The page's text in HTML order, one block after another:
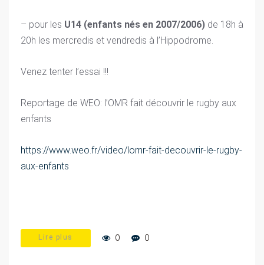
– pour les U14 (enfants nés en 2007/2006) de 18h à
20h les mercredis et vendredis à l’Hippodrome.
Venez tenter l’essai !!!
Reportage de WEO: l’OMR fait découvrir le rugby aux
enfants
https://www.weo.fr/video/lomr-fait-decouvrir-le-rugby-
aux-enfants
Lire plus 0 0